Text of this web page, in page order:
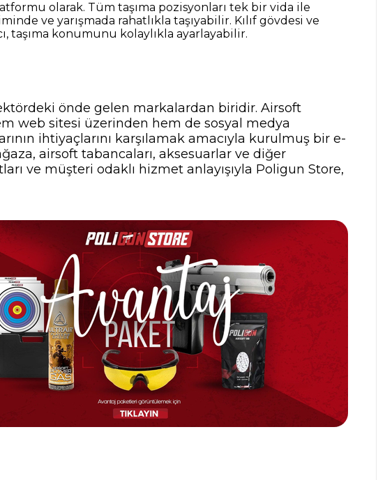
olarak. Tüm taşıma pozisyonları tek bir vida ile
ve yarışmada rahatlıkla taşıyabilir. Kılıf gövdesi ve
taşıma konumunu kolaylıkla ayarlayabilir.
önde gelen markalardan biridir. Airsoft
web sitesi üzerinden hem de sosyal medya
ihtiyaçlarını karşılamak amacıyla kurulmuş bir e-
airsoft tabancaları, aksesuarlar ve diğer
ve müşteri odaklı hizmet anlayışıyla Poligun Store,